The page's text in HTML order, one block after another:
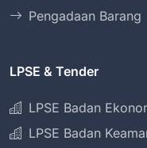
Pengadaan Barang
LPSE & Tender
LPSE Badan
LPSE Badan